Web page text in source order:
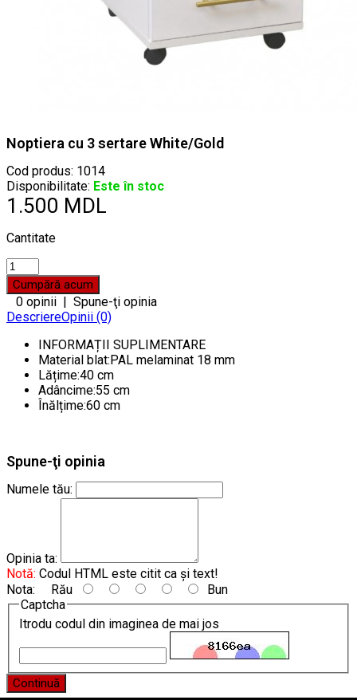
Noptiera cu 3 sertare White/Gold
Cod produs: 1014
Disponibilitate: Este în stoc
1.500 MDL
Cantitate
0 opinii | Spune-ţi opinia
DescriereOpinii (0)
INFORMAȚII SUPLIMENTARE
Material blat:PAL melaminat 18 mm
Lățime:40 cm
Adâncime:55 cm
Înălțime:60 cm
Spune-ţi opinia
Numele tău:
Opinia ta:
Notă: Codul HTML este citit ca şi text!
Nota: Rău
Bun
Captcha
Itrodu codul din imaginea de mai jos
Continuă